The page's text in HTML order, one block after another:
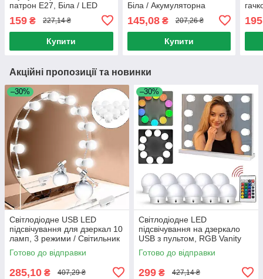
патрон Е27, Біла / LED
освітлення / Автономна
лампа
159 ₴ 227,14 ₴
Купити
Біла / Акумуляторна
лампа з гачком / Лампочка
на акумуляторах /
Світлодіодна лампочка
145,08₴ 207,26 ₴
Купити
/
Акційні пропозиції та новинки
–30%
Світлодіодне USB LED
підсвічування для дзеркал 10
ламп, 3 режими / Світильник
світлодіодний для дзеркала
Готово до відправки
285,10 ₴ 407,29 ₴
–30%
Світлодіодне LED
підсвічування на дзеркало
USB з пультом, RGB Vanity
Mirror Lights / Комплект
яскравих світильників
Готово до відправки
299 ₴ 427,14 ₴